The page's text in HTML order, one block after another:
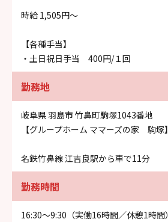
時給 1,505円～
【各種手当】
・土日祝日手当 400円/１回
勤務地
岐阜県 羽島市 竹鼻町駒塚1043番地
【グループホーム ママーズの家 駒塚】
名鉄竹鼻線 江吉良駅から車で11分
勤務時間
16:30～9:30（実働16時間／休憩1時間）